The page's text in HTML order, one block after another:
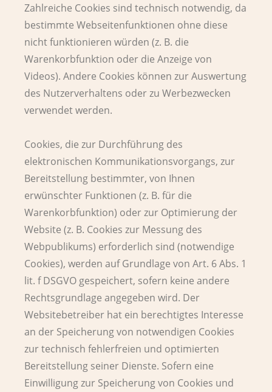
Zahlreiche Cookies sind technisch notwendig, da
bestimmte Webseitenfunktionen ohne diese
nicht funktionieren würden (z. B. die
Warenkorbfunktion oder die Anzeige von
Videos). Andere Cookies können zur Auswertung
des Nutzerverhaltens oder zu Werbezwecken
verwendet werden.
Cookies, die zur Durchführung des
elektronischen Kommunikationsvorgangs, zur
Bereitstellung bestimmter, von Ihnen
erwünschter Funktionen (z. B. für die
Warenkorbfunktion) oder zur Optimierung der
Website (z. B. Cookies zur Messung des
Webpublikums) erforderlich sind (notwendige
Cookies), werden auf Grundlage von Art. 6 Abs. 1
lit. f DSGVO gespeichert, sofern keine andere
Rechtsgrundlage angegeben wird. Der
Websitebetreiber hat ein berechtigtes Interesse
an der Speicherung von notwendigen Cookies
zur technisch fehlerfreien und optimierten
Bereitstellung seiner Dienste. Sofern eine
Einwilligung zur Speicherung von Cookies und